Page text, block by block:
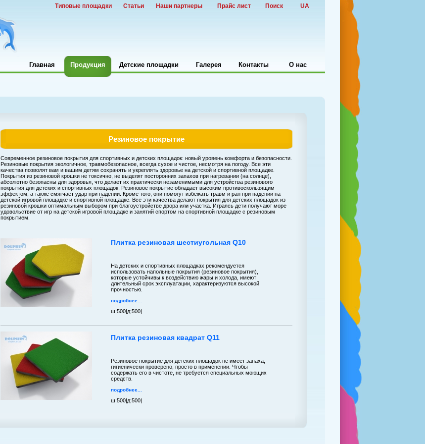
Типовые площадки Статьи Наши партнеры Прайс лист Поиск UA
Главная Продукция Детские площадки Галерея Контакты О нас
Резиновое покрытие
Современное резиновое покрытия для спортивных и детских площадок: новый уровень комфорта и безопасности.
Резиновые покрытия экологичное, травмобезопасное, всегда сухое и чистое, несмотря на погоду. Все эти
качества позволят вам и вашим детям сохранять и укреплять здоровье на детской и спортивной площадке.
Покрытия из резиновой крошки не токсично, не выделят посторонних запахов при нагревании (на солнце),
абсолютно безопасны для здоровья, что делает их практически незаменимыми для устройства резинового
покрытия для детских и спортивных площадок. Резиновое покрытие обладает высоким противоскользящим
эффектом, а также смягчает удар при падении. Кроме того, они помогут избежать травм и ран при падении на
детской игровой площадке и спортивной площадке. Все эти качества делают покрытия для детских площадок из
резиновой крошки оптимальным выбором при благоустройстве двора или участка. Играясь дети получают море
удовольствие от игр на детской игровой площадке и занятий спортом на спортивной площадке с резиновым
покрытием.
Плитка резиновая шестиугольная Q10
На детских и спортивных площадках рекомендуется
использовать напольные покрытия (резиновое покрытия),
которые устойчивы к воздействию жары и холода, имеют
длительный срок эксплуатации, характеризуются высокой
прочностью.
подробнее...
ш:500|д:500|
Плитка резиновая квадрат Q11
Резиновое покрытие для детских площадок не имеет запаха,
гигиенически проверено, просто в применении. Чтобы
содержать его в чистоте, не требуется специальных моющих
средств.
подробнее...
ш:500|д:500|